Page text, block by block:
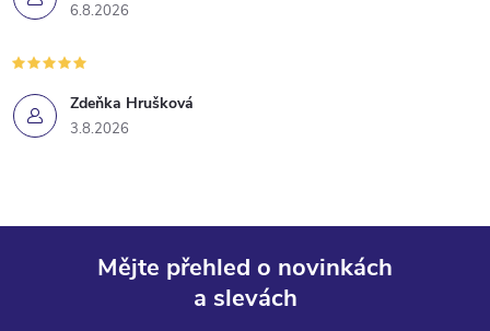
6.8.2026
Zdeňka Hrušková
3.8.2026
Mějte přehled o novinkách
a slevách